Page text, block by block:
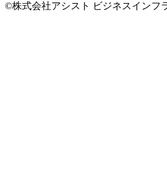
©株式会社アシスト ビジネスインフ